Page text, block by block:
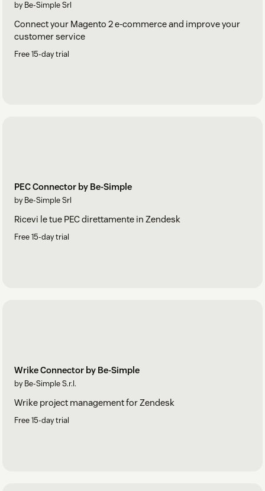
by Be-Simple Srl
Connect your Magento 2 e-commerce and improve your
customer service
Free 15-day trial
PEC Connector by Be-Simple
by Be-Simple Srl
Ricevi le tue PEC direttamente in Zendesk
Free 15-day trial
Wrike Connector by Be-Simple
by Be-Simple S.r.l.
Wrike project management for Zendesk
Free 15-day trial